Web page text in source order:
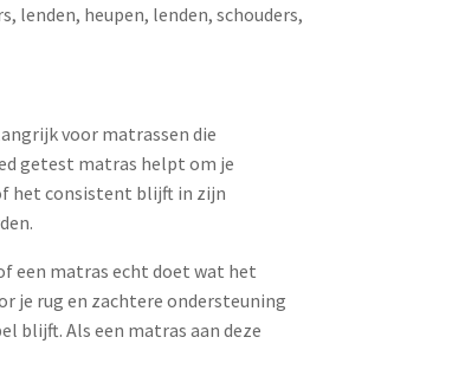
lenden, heupen, lenden, schouders,
voor matrassen die
getest matras helpt om je
het consistent blijft in zijn
een matras echt doet wat het
je rug en zachtere ondersteuning
blijft. Als een matras aan deze